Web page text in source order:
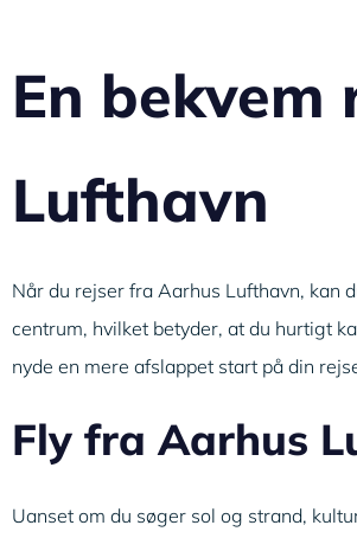
En
Lufthavn
Når du rejser fra Aarhus Lufthavn, kan
centrum, hvilket betyder, at du hurtigt
nyde en mere afslappet start på din
Fly fra Aarhus
Uanset om du søger sol og strand,